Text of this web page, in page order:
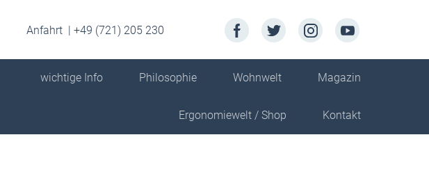
Anfahrt +49 (721) 205 230
wichtige Info Philosophie Wohnwelt Magazin
Ergonomiewelt / Shop Kontakt